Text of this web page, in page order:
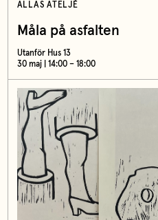
ALLAS ATELJÉ
Måla på asfalten
Utanför Hus 13
30 maj | 14:00 – 18:00